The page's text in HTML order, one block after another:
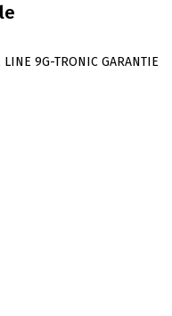
9G-TRONIC GARANTIE